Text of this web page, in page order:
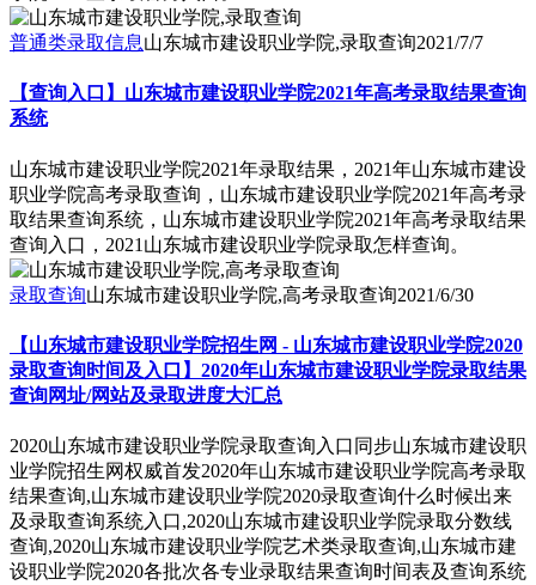
普通类录取信息山东城市建设职业学院,录取查询2021/7/7
【查询入口】山东城市建设职业学院2021年高考录取结果查询
系统
山东城市建设职业学院2021年录取结果，2021年山东城市建设
职业学院高考录取查询，山东城市建设职业学院2021年高考录
取结果查询系统，山东城市建设职业学院2021年高考录取结果
查询入口，2021山东城市建设职业学院录取怎样查询。
录取查询山东城市建设职业学院,高考录取查询2021/6/30
【山东城市建设职业学院招生网 - 山东城市建设职业学院2020
录取查询时间及入口】2020年山东城市建设职业学院录取结果
查询网址/网站及录取进度大汇总
2020山东城市建设职业学院录取查询入口同步山东城市建设职
业学院招生网权威首发2020年山东城市建设职业学院高考录取
结果查询,山东城市建设职业学院2020录取查询什么时候出来
及录取查询系统入口,2020山东城市建设职业学院录取分数线
查询,2020山东城市建设职业学院艺术类录取查询,山东城市建
设职业学院2020各批次各专业录取结果查询时间表及查询系统